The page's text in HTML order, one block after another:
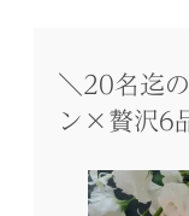
＼20名迄
ン×贅沢6